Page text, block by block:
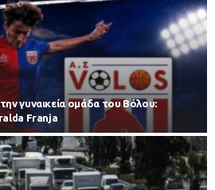
γυναικεία ομάδα του Βόλου:
Franja